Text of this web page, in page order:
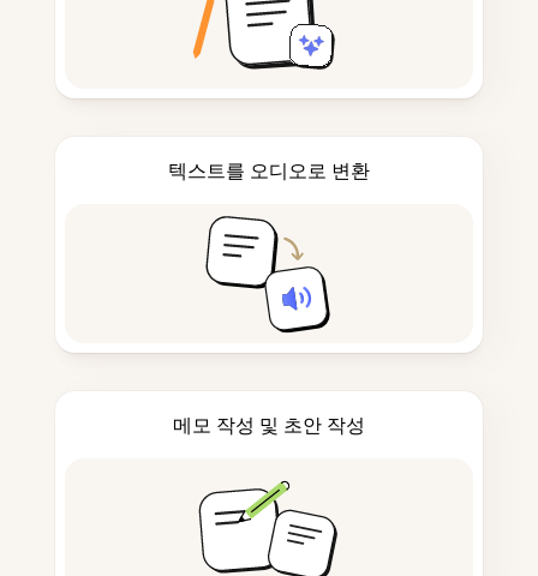
텍스트를 오디오로 변환
메모 작성 및 초안 작성